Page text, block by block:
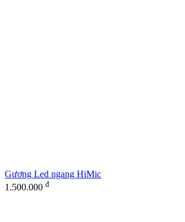
Gương Led ngang HiMic
1.500.000 đ